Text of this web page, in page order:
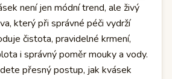
není jen módní trend, ale živý
který při správné péči vydrží
čistota, pravidelné krmení,
i správný poměr mouky a vody.
přesný postup, jak kvásek